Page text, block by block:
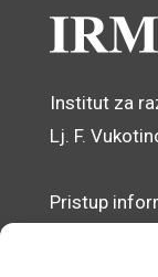
Institut za
Lj. F.
Pristup
Izjava o